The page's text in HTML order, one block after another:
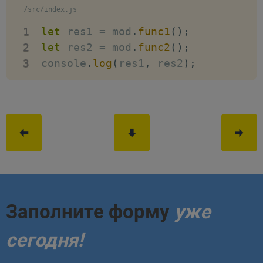
/src/index.js
let res1 = mod . func1 ( ) ;
let res2 = mod . func2 ( ) ;
console . log ( res1 , res2 ) ;
Заполните форму уже
сегодня!